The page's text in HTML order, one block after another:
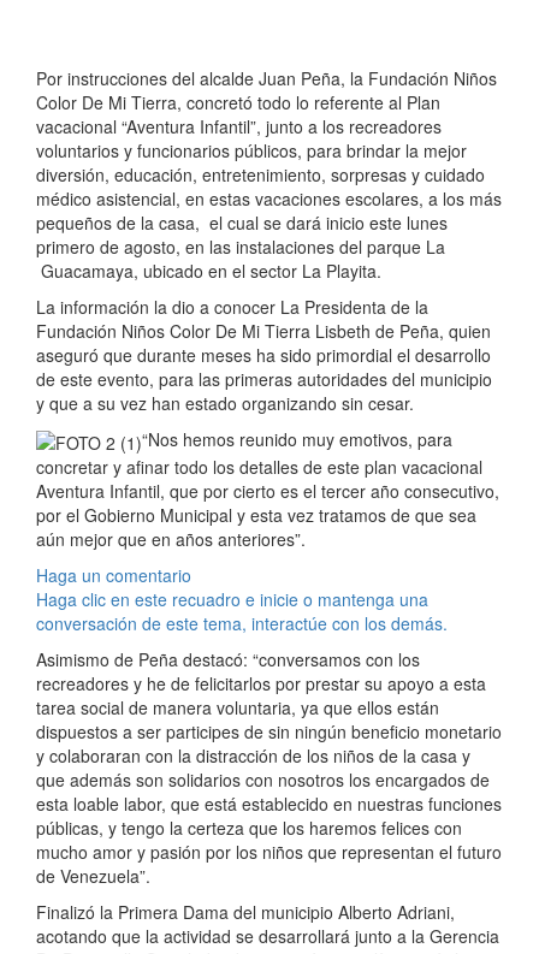
Por instrucciones del alcalde Juan Peña, la Fundación Niños
Color De Mi Tierra, concretó todo lo referente al Plan
vacacional “Aventura Infantil”, junto a los recreadores
voluntarios y funcionarios públicos, para brindar la mejor
diversión, educación, entretenimiento, sorpresas y cuidado
médico asistencial, en estas vacaciones escolares, a los más
pequeños de la casa, el cual se dará inicio este lunes
primero de agosto, en las instalaciones del parque La
Guacamaya, ubicado en el sector La Playita.
La información la dio a conocer La Presidenta de la
Fundación Niños Color De Mi Tierra Lisbeth de Peña, quien
aseguró que durante meses ha sido primordial el desarrollo
de este evento, para las primeras autoridades del municipio
y que a su vez han estado organizando sin cesar.
“Nos hemos reunido muy emotivos, para
concretar y afinar todo los detalles de este plan vacacional
Aventura Infantil, que por cierto es el tercer año consecutivo,
por el Gobierno Municipal y esta vez tratamos de que sea
aún mejor que en años anteriores”.
Haga un comentario
Haga clic en este recuadro e inicie o mantenga una
conversación de este tema, interactúe con los demás.
Asimismo de Peña destacó: “conversamos con los
recreadores y he de felicitarlos por prestar su apoyo a esta
tarea social de manera voluntaria, ya que ellos están
dispuestos a ser participes de sin ningún beneficio monetario
y colaboraran con la distracción de los niños de la casa y
que además son solidarios con nosotros los encargados de
esta loable labor, que está establecido en nuestras funciones
públicas, y tengo la certeza que los haremos felices con
mucho amor y pasión por los niños que representan el futuro
de Venezuela”.
Finalizó la Primera Dama del municipio Alberto Adriani,
acotando que la actividad se desarrollará junto a la Gerencia